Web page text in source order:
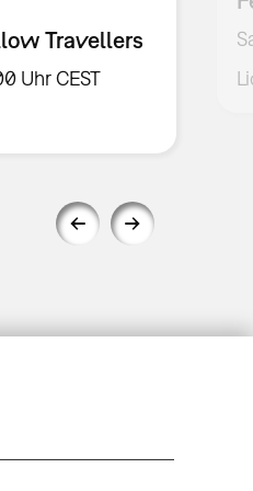
Travellers
Uhr CEST